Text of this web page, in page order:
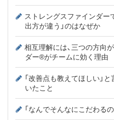
ストレングスファインダー
出方が違う」のはなぜか
相互理解には、三つの方
ダー®がチームに効く理由
「改善点も教えてほしい」
いたこと
「なんでそんなにこだわる